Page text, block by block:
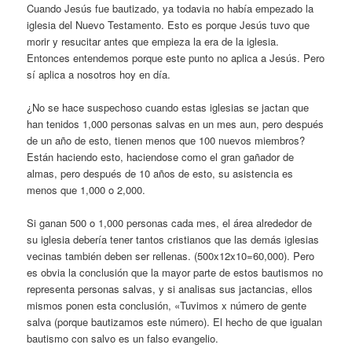
Cuando Jesús fue bautizado, ya todavia no había empezado la
iglesia del Nuevo Testamento. Esto es porque Jesús tuvo que
morir y resucitar antes que empieza la era de la iglesia.
Entonces entendemos porque este punto no aplica a Jesús. Pero
sí aplica a nosotros hoy en día.
¿No se hace suspechoso cuando estas iglesias se jactan que
han tenidos 1,000 personas salvas en un mes aun, pero después
de un año de esto, tienen menos que 100 nuevos miembros?
Están haciendo esto, haciendose como el gran gañador de
almas, pero después de 10 años de esto, su asistencia es
menos que 1,000 o 2,000.
Si ganan 500 o 1,000 personas cada mes, el área alrededor de
su iglesia debería tener tantos cristianos que las demás iglesias
vecinas también deben ser rellenas. (500x12x10=60,000). Pero
es obvia la conclusión que la mayor parte de estos bautismos no
representa personas salvas, y si analisas sus jactancias, ellos
mismos ponen esta conclusión, «Tuvimos x número de gente
salva (porque bautizamos este número). El hecho de que igualan
bautismo con salvo es un falso evangelio.